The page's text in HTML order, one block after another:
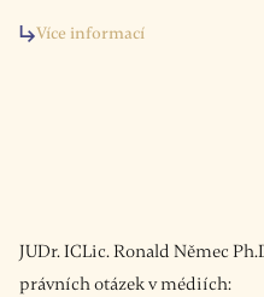
Více informací
JUDr. ICLic. Ronald Němec
právních otázek v médiích: